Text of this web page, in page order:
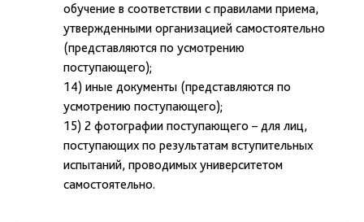
обучение в соответствии с правилами приема,
утвержденными организацией самостоятельно
(представляются по усмотрению
поступающего);
14) иные документы (представляются по
усмотрению поступающего);
15) 2 фотографии поступающего – для лиц,
поступающих по результатам вступительных
испытаний, проводимых университетом
самостоятельно.